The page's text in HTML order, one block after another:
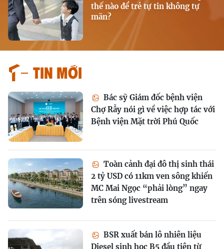
thế nào để trẻ tự tin không tự
mãn?
Tin mới
Bác sỹ Giám đốc bệnh viện
Chợ Rẫy nói gì về việc hợp tác với
Bệnh viện Mặt trời Phú Quốc
Toàn cảnh đại đô thị sinh thái
2 tỷ USD có 11km ven sông khiến
MC Mai Ngọc “phải lòng” ngay
trên sóng livestream
BSR xuất bán lô nhiên liệu
Diesel sinh học B5 đầu tiên từ